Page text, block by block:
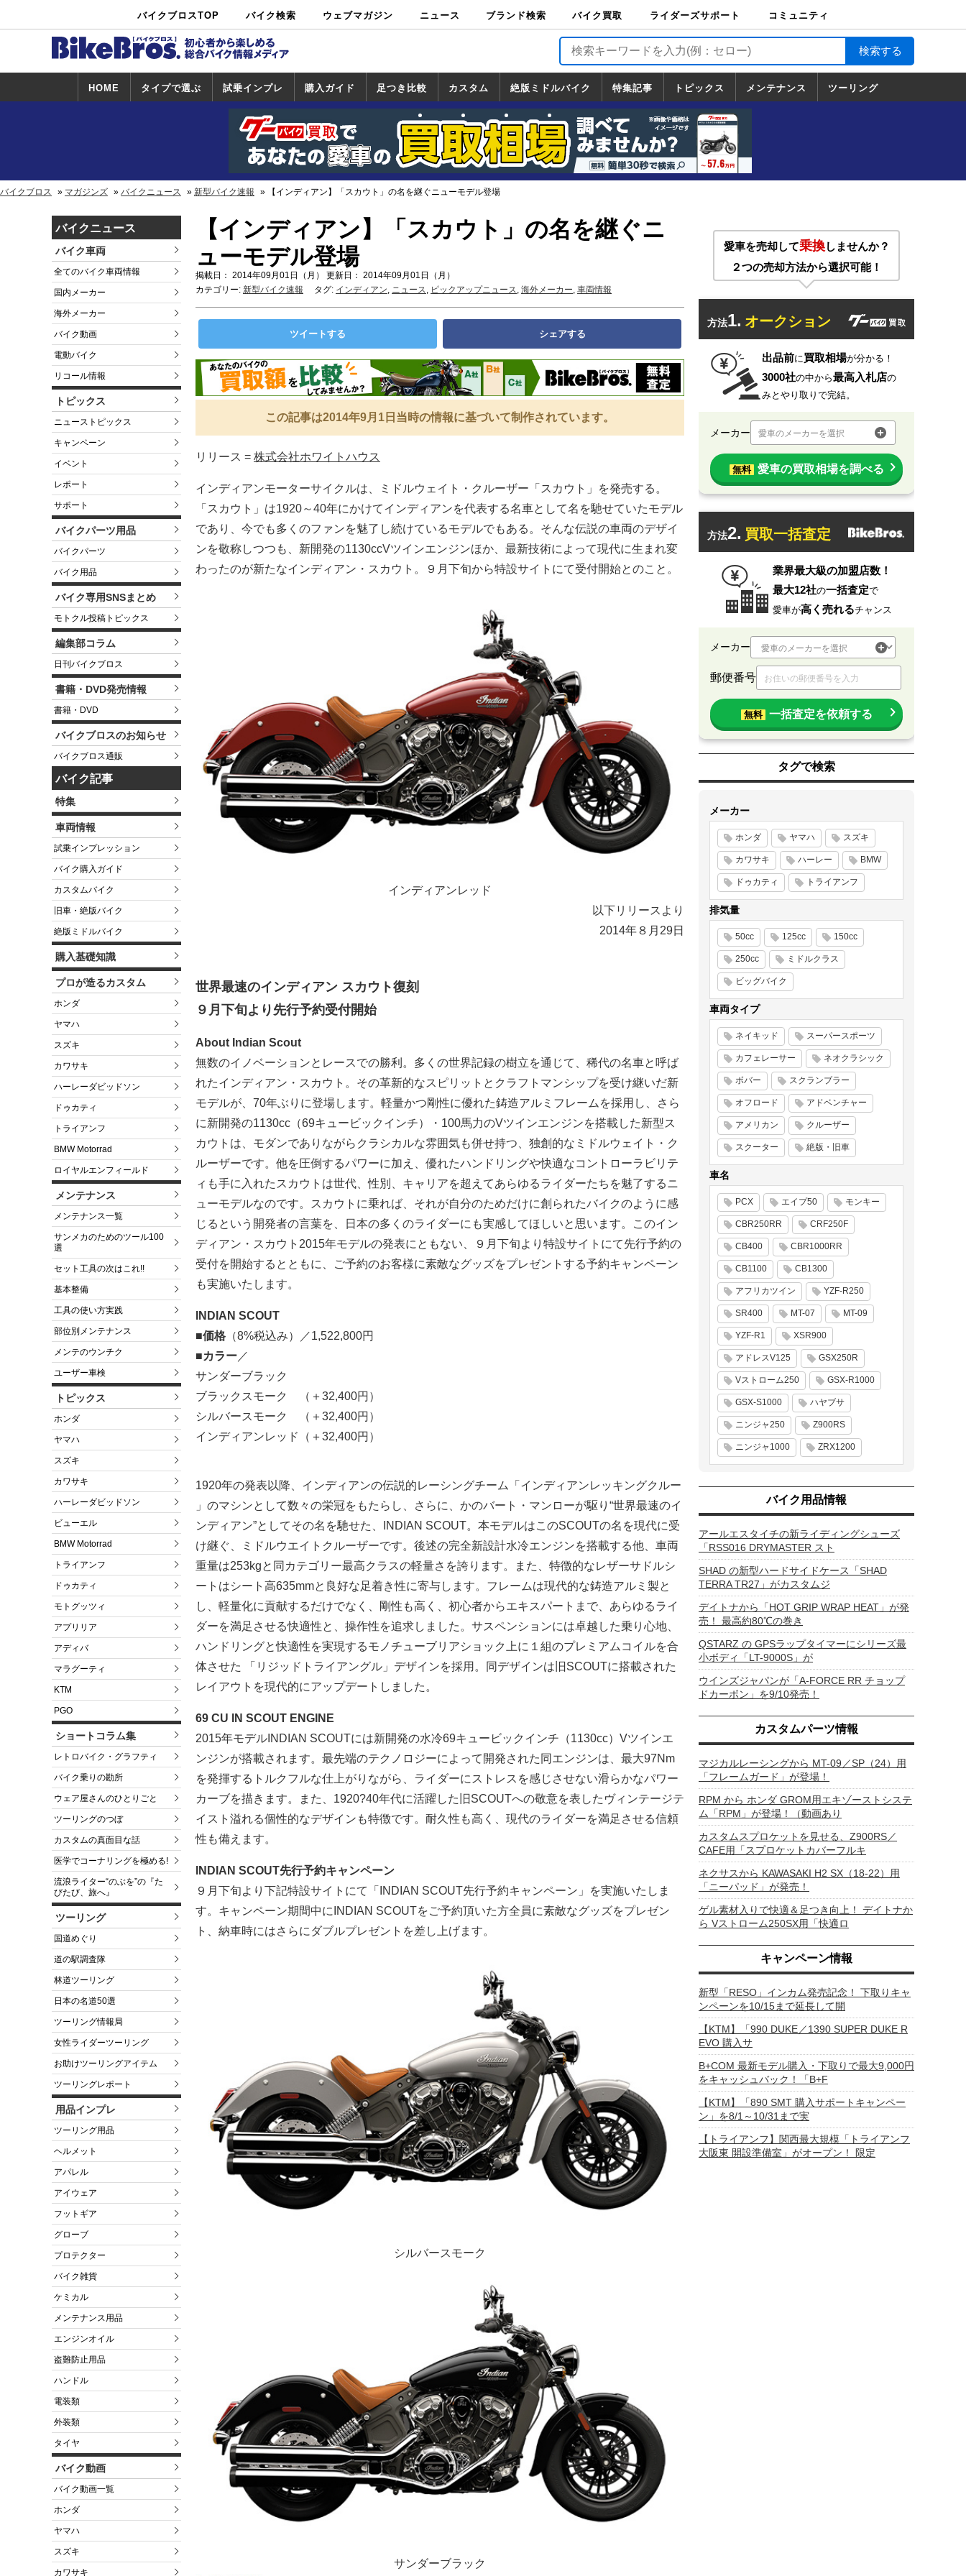
バイクブロスTOP バイク検索
中古バイ
ク・新車検
カタログ検
索
ショップ検
索
ウェブマガジン ニュース ブランド検索 バイク買取
バイク買取
ライダーズサポート
ライダーズサポート
TOP
バイク輸送
バイクガレージライ
フ
バイク車両保険
ロードサービス
バイク試乗
コミュニティ
HOME タイプで選ぶ 試乗インプレ
試乗インプレ
一覧
ホンダ
ヤマハ
スズキ
カワサキ
ハーレー
BMW
トライアンフ
ドゥカティ
購入ガイド
一覧
足つき比較 カスタム
カスタム
一覧
ホンダ
ヤマハ
スズキ
カワサキ
絶版ミドルバイク
絶版ミドルバイク
一覧
ホンダ
ヤマハ
スズキ
カワサキ
特集記事 トピックス
トピックス
一覧
ホンダ
ヤマハ
スズキ
カワサキ
ハーレーダ
ビッドソン
BMW
ドゥカティ
トライアン
フ
メンテナンス ツーリング
道の駅調査隊
ツーリング情報局
日本の道50選
国道めぐり
林道ツーリング
バイクブロス マガジンズ バイクニュース 新型バイク速報 【インディアン】「スカウト」の名を継ぐニューモデル登場
バイクニュース
バイク車両
全てのバイク車両情報
国内メーカー
海外メーカー
バイク動画
電動バイク
リコール情報
トピックス
ニューストピックス
キャンペーン
イベント
レポート
サポート
バイクパーツ用品
バイクパーツ
バイク用品
バイク専用SNSまとめ
モトクル投稿トピックス
編集部コラム
日刊バイクブロス
書籍・DVD発売情報
書籍・DVD
バイクブロスのお知らせ
バイクブロス通販
バイク記事
特集
車両情報
試乗インプレッション
バイク購入ガイド
カスタムバイク
旧車・絶版バイク
絶版ミドルバイク
購入基礎知識
プロが造るカスタム
ホンダ
ヤマハ
スズキ
カワサキ
ハーレーダビッドソン
ドゥカティ
トライアンフ
BMW Motorrad
ロイヤルエンフィールド
メンテナンス
メンテナンス一覧
サンメカのためのツール100
選
セット工具の次はこれ!!
基本整備
工具の使い方実践
部位別メンテナンス
メンテのウンチク
ユーザー車検
トピックス
ホンダ
ヤマハ
スズキ
カワサキ
ハーレーダビッドソン
ビューエル
BMW Motorrad
トライアンフ
ドゥカティ
モトグッツィ
アプリリア
アディバ
マラグーティ
KTM
PGO
ショートコラム集
レトロバイク・グラフティ
バイク乗りの勘所
ウェア屋さんのひとりごと
ツーリングのつぼ
カスタムの真面目な話
医学でコーナリングを極める!
流浪ライター“のぶを”の『た
びたび、旅へ』
ツーリング
国道めぐり
道の駅調査隊
林道ツーリング
日本の名道50選
ツーリング情報局
女性ライダーツーリング
お助けツーリングアイテム
ツーリングレポート
用品インプレ
ツーリング用品
ヘルメット
アパレル
アイウェア
フットギア
グローブ
プロテクター
バイク雑貨
ケミカル
メンテナンス用品
エンジンオイル
盗難防止用品
ハンドル
電装類
外装類
タイヤ
バイク動画
バイク動画一覧
ホンダ
ヤマハ
スズキ
カワサキ
【インディアン】「スカウト」の名を継ぐニ
ューモデル登場
掲載日： 2014年09月01日（月） 更新日： 2014年09月01日（月）
カテゴリー: 新型バイク速報 タグ: インディアン, ニュース, ピックアップニュース, 海外メーカー, 車両情報
ツイートする シェアする
この記事は2014年9月1日当時の情報に基づいて制作されています。
リリース = 株式会社ホワイトハウス
インディアンモーターサイクルは、ミドルウェイト・クルーザー「スカウト」を発売する。
「スカウト」は1920～40年にかけてインディアンを代表する名車として名を馳せていたモデル
であり、今でも多くのファンを魅了し続けているモデルでもある。そんな伝説の車両のデザイ
ンを敬称しつつも、新開発の1130ccVツインエンジンほか、最新技術によって現代に生まれ変
わったのが新たなインディアン・スカウト。９月下旬から特設サイトにて受付開始とのこと。
インディアンレッド
以下リリースより
2014年８月29日
世界最速のインディアン スカウト復刻
９月下旬より先行予約受付開始
About Indian Scout
無数のイノベーションとレースでの勝利。多くの世界記録の樹立を通じて、稀代の名車と呼ば
れたインディアン・スカウト。その革新的なスピリットとクラフトマンシップを受け継いだ新
モデルが、70年ぶりに登場します。軽量かつ剛性に優れた鋳造アルミフレームを採用し、さら
に新開発の1130cc（69キュービックインチ）・100馬力のVツインエンジンを搭載した新型ス
カウトは、モダンでありながらクラシカルな雰囲気も併せ持つ、独創的なミドルウェイト・ク
ルーザーです。他を圧倒するパワーに加え、優れたハンドリングや快適なコントローラビリテ
ィも手に入れたスカウトは世代、性別、キャリアを超えてあらゆるライダーたちを魅了するニ
ューモデルなのです。スカウトに乗れば、それが自分のためだけに創られたバイクのように感
じるという開発者の言葉を、日本の多くのライダーにも実感してほしいと思います。このイン
ディアン・スカウト2015年モデルの発表にともない、９月下旬より特設サイトにて先行予約の
受付を開始するとともに、ご予約のお客様に素敵なグッズをプレゼントする予約キャンペーン
も実施いたします。
INDIAN SCOUT
■価格 （8%税込み）／1,522,800円
■カラー ／
サンダーブラック
ブラックスモーク （＋32,400円）
シルバースモーク （＋32,400円）
インディアンレッド（＋32,400円）
1920年の発表以降、インディアンの伝説的レーシングチーム「インディアンレッキングクルー
」のマシンとして数々の栄冠をもたらし、さらに、かのバート・マンローが駆り“世界最速のイ
ンディアン”としてその名を馳せた、INDIAN SCOUT。本モデルはこのSCOUTの名を現代に受
け継ぐ、ミドルウエイトクルーザーです。後述の完全新設計水冷エンジンを搭載する他、車両
重量は253kgと同カテゴリー最高クラスの軽量さを誇ります。また、特徴的なレザーサドルシ
ートはシート高635mmと良好な足着き性に寄与します。フレームは現代的な鋳造アルミ製と
し、軽量化に貢献するだけでなく、剛性も高く、初心者からエキスパートまで、あらゆるライ
ダーを満足させる快適性と、操作性を追求しました。サスペンションには卓越した乗り心地、
ハンドリングと快適性を実現するモノチューブリアショック上に１組のプレミアムコイルを合
体させた 「リジッドトライアングル」デザインを採用。同デザインは旧SCOUTに搭載された
レイアウトを現代的にアップデートしました。
69 CU IN SCOUT ENGINE
2015年モデルINDIAN SCOUTには新開発の水冷69キュービックインチ（1130cc）Vツインエ
ンジンが搭載されます。最先端のテクノロジーによって開発された同エンジンは、最大97Nm
を発揮するトルクフルな仕上がりながら、ライダーにストレスを感じさせない滑らかなパワー
カーブを描きます。また、1920?40年代に活躍した旧SCOUTへの敬意を表したヴィンテージテ
イスト溢れる個性的なデザインも特徴です。耐久性も高く、現代のライダーを満足させる信頼
性も備えます。
INDIAN SCOUT先行予約キャンペーン
９月下旬より下記特設サイトにて「INDIAN SCOUT先行予約キャンペーン」を実施いたしま
す。キャンペーン期間中にINDIAN SCOUTをご予約頂いた方全員に素敵なグッズをプレゼン
ト、納車時にはさらにダブルプレゼントを差し上げます。
シルバースモーク
サンダーブラック
愛車を売却して乗換しませんか？
２つの売却方法から選択可能！
方法1. オークション
出品前に買取相場が分かる！
3000社の中から最高入札店の
みとやり取りで完結。
メーカー 愛車のメーカーを選択
無料 愛車の買取相場を調べる
方法2. 買取一括査定
業界最大級の加盟店数！
最大12社の一括査定で
愛車が高く売れるチャンス
メーカー
郵便番号
無料 一括査定を依頼する
タグで検索
メーカー
ホンダ ヤマハ スズキ
カワサキ ハーレー BMW
ドゥカティ トライアンフ
排気量
50cc 125cc 150cc
250cc ミドルクラス
ビッグバイク
車両タイプ
ネイキッド スーパースポーツ
カフェレーサー ネオクラシック
ボバー スクランブラー
オフロード アドベンチャー
アメリカン クルーザー
スクーター 絶版・旧車
車名
PCX エイプ50 モンキー
CBR250RR CRF250F
CB400 CBR1000RR
CB1100 CB1300
アフリカツイン YZF-R250
SR400 MT-07 MT-09
YZF-R1 XSR900
アドレスV125 GSX250R
Vストローム250 GSX-R1000
GSX-S1000 ハヤブサ
ニンジャ250 Z900RS
ニンジャ1000 ZRX1200
バイク用品情報
アールエスタイチの新ライディングシューズ
「RSS016 DRYMASTER スト
SHAD の新型ハードサイドケース「SHAD
TERRA TR27」がカスタムジ
デイトナから「HOT GRIP WRAP HEAT」が発
売！ 最高約80℃の巻き
QSTARZ の GPSラップタイマーにシリーズ最
小ボディ「LT-9000S」が
ウインズジャパンが「A-FORCE RR チョップ
ドカーボン」を9/10発売！
カスタムパーツ情報
マジカルレーシングから MT-09／SP（24）用
「フレームガード」が登場！
RPM から ホンダ GROM用エキゾーストシステ
ム「RPM」が登場！（動画あり
カスタムスプロケットを見せる、Z900RS／
CAFE用「スプロケットカバーフルキ
ネクサスから KAWASAKI H2 SX（18-22）用
「ニーパッド」が発売！
ゲル素材入りで快適＆足つき向上！ デイトナか
ら Vストローム250SX用「快適ロ
キャンペーン情報
新型「RESO」インカム発売記念！ 下取りキャ
ンペーンを10/15まで延長して開
【KTM】「990 DUKE／1390 SUPER DUKE R
EVO 購入サ
B+COM 最新モデル購入・下取りで最大9,000円
をキャッシュバック！「B+F
【KTM】「890 SMT 購入サポートキャンペー
ン」を8/1～10/31まで実
【トライアンフ】関西最大規模「トライアンフ
大阪東 開設準備室」がオープン！ 限定